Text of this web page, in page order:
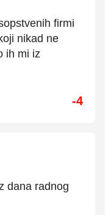
firmi
nikad ne
ih mi iz
-4
dana radnog